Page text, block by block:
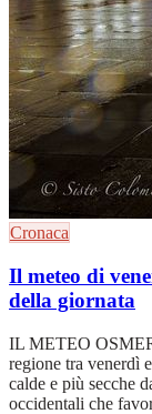
Cronaca
Il meteo di
della giornata
IL METEO
regione tra venerdì
calde e più secche
occidentali che